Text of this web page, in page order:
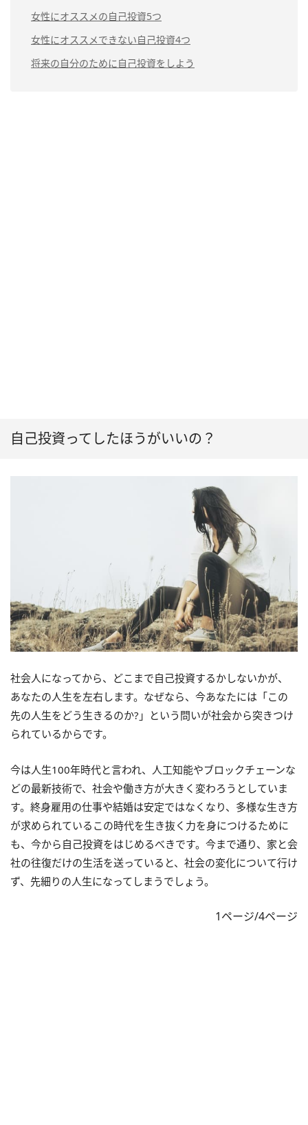
女性にオススメの自己投資5つ
女性にオススメできない自己投資4つ
将来の自分のために自己投資をしよう
自己投資ってしたほうがいいの？
社会人になってから、どこまで自己投資するかしないかが、
あなたの人生を左右します。なぜなら、今あなたには「この
先の人生をどう生きるのか?」という問いが社会から突きつけ
られているからです。
今は人生100年時代と言われ、人工知能やブロックチェーンな
どの最新技術で、社会や働き方が大きく変わろうとしていま
す。終身雇用の仕事や結婚は安定ではなくなり、多様な生き方
が求められているこの時代を生き抜く力を身につけるために
も、今から自己投資をはじめるべきです。今まで通り、家と会
社の往復だけの生活を送っていると、社会の変化について行け
ず、先細りの人生になってしまうでしょう。
1ページ/4ページ